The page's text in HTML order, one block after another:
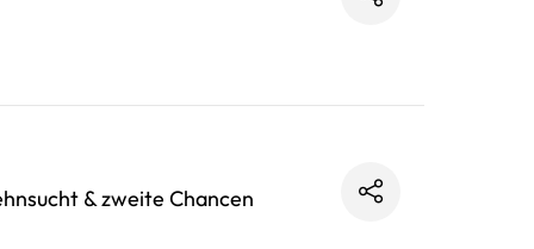
& zweite Chancen